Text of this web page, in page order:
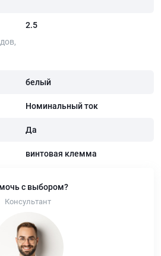
2.5
белый
Номинальный ток
Да
винтовая клемма
с выбором?
Консультант